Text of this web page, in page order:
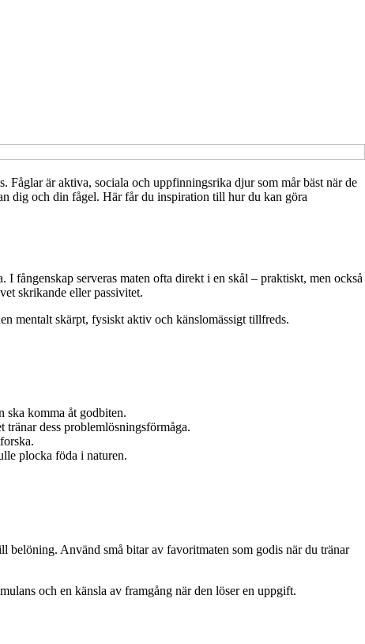
Fåglar är aktiva, sociala och uppfinningsrika djur som mår bäst när de
dig och din fågel. Här får du inspiration till hur du kan göra
fångenskap serveras maten ofta direkt i en skål – praktiskt, men också
skrikande eller passivitet.
mentalt skärpt, fysiskt aktiv och känslomässigt tillfreds.
ska komma åt godbiten.
dess problemlösningsförmåga.
plocka föda i naturen.
belöning. Använd små bitar av favoritmaten som godis när du tränar
och en känsla av framgång när den löser en uppgift.